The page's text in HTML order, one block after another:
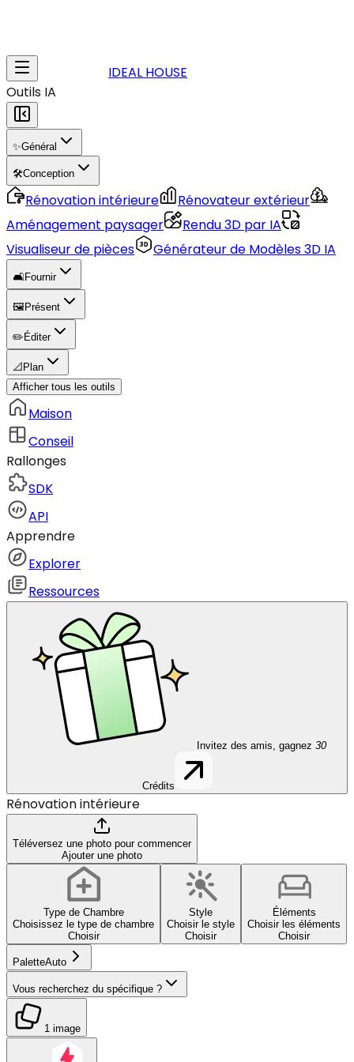
IDEAL HOUSE
Outils IA
✨Général
🛠️Conception
Rénovation intérieure
Rénovateur extérieur
Aménagement paysager
Rendu 3D par IA
Visualiseur de pièces
Générateur de Modèles 3D IA
🛋️Fournir
🖼️ Présent
✏️ Éditer
📐 Plan
Afficher tous les outils
Maison
Conseil
Rallonges
SDK
API
Apprendre
Explorer
Ressources
Invitez des amis, gagnez 30
Crédits
Rénovation intérieure
Téléversez une photo pour commencer
Ajouter une photo
Type de Chambre
Choisissez le type de chambre
Choisir
Style
Choisir le style
Choisir
Éléments
Choisir les éléments
Choisir
PaletteAuto
Vous recherchez du spécifique ?
1 image